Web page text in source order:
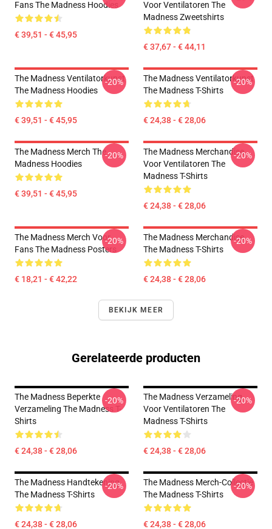
Fans The Madness Hoodies
€ 39,51 - € 45,95
Voor Ventilatoren The
Madness Zweetshirts
€ 37,67 - € 44,11
The Madness Ventilatorkunst
The Madness Hoodies
€ 39,51 - € 45,95
-20%
The Madness Ventilatorkunst
The Madness T-Shirts
€ 24,38 - € 28,06
-20%
The Madness Merch The
Madness Hoodies
€ 39,51 - € 45,95
-20%
The Madness Merchandise
Voor Ventilatoren The
Madness T-Shirts
€ 24,38 - € 28,06
-20%
The Madness Merch Voor
Fans The Madness Posters
€ 18,21 - € 42,22
-20%
The Madness Merchandise
The Madness T-Shirts
€ 24,38 - € 28,06
-20%
BEKIJK MEER
Gerelateerde producten
The Madness Beperkte
Verzameling The Madness T-
Shirts
€ 24,38 - € 28,06
-20%
The Madness Verzameling
Voor Ventilatoren The
Madness T-Shirts
€ 24,38 - € 28,06
-20%
The Madness Handtekening
The Madness T-Shirts
€ 24,38 - € 28,06
-20%
The Madness Merch-Collectie
The Madness T-Shirts
€ 24,38 - € 28,06
-20%